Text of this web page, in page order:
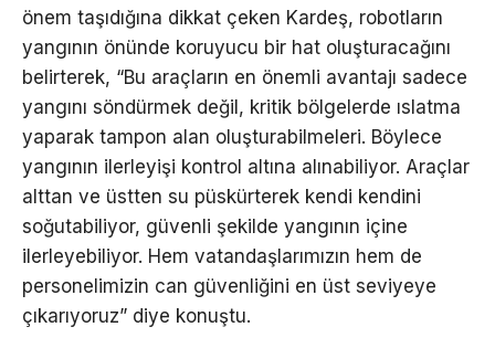
önem taşıdığına dikkat çeken Kardeş, robotların
yangının önünde koruyucu bir hat oluşturacağını
belirterek, “Bu araçların en önemli avantajı sadece
yangını söndürmek değil, kritik bölgelerde ıslatma
yaparak tampon alan oluşturabilmeleri. Böylece
yangının ilerleyişi kontrol altına alınabiliyor. Araçlar
alttan ve üstten su püskürterek kendi kendini
soğutabiliyor, güvenli şekilde yangının içine
ilerleyebiliyor. Hem vatandaşlarımızın hem de
personelimizin can güvenliğini en üst seviyeye
çıkarıyoruz” diye konuştu.